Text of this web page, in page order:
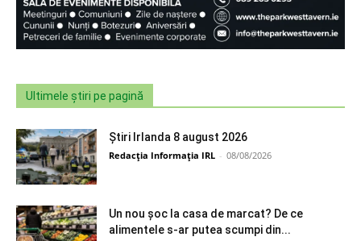
Ultimele știri pe pagină
Știri Irlanda 8 august 2026
Redacția Informația IRL - 08/08/2026
Un nou șoc la casa de marcat? De ce
alimentele s-ar putea scumpi din...